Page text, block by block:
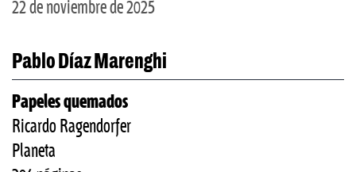
22 de noviembre de 2025
Pablo Díaz Marenghi
Papeles quemados
Ricardo Ragendorfer
Planeta